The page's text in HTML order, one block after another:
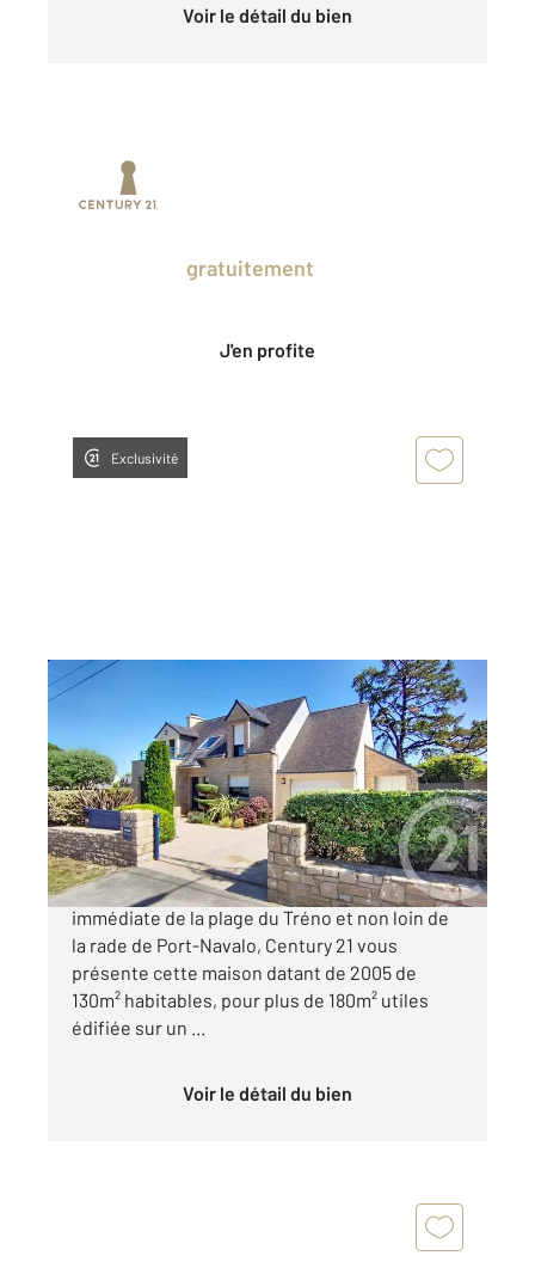
Voir le détail du bien
gratuitement
J'en profite
Exclusivité
ARZON 56
, 6 pièces
Ref : 13080
Maison à vendre
997 500 €
CENTURY 21 ARZON - MONTENO A proximité
immédiate de la plage du Tréno et non loin de
la rade de Port-Navalo, Century 21 vous
présente cette maison datant de 2005 de
130m² habitables, pour plus de 180m² utiles
édifiée sur un ...
Voir le détail du bien